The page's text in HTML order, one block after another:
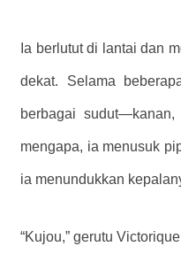
Ia berlutut di lantai dan
dekat. Selama
berbagai
mengapa, ia menusuk
ia menundukkan
“Kujou,” gerutu